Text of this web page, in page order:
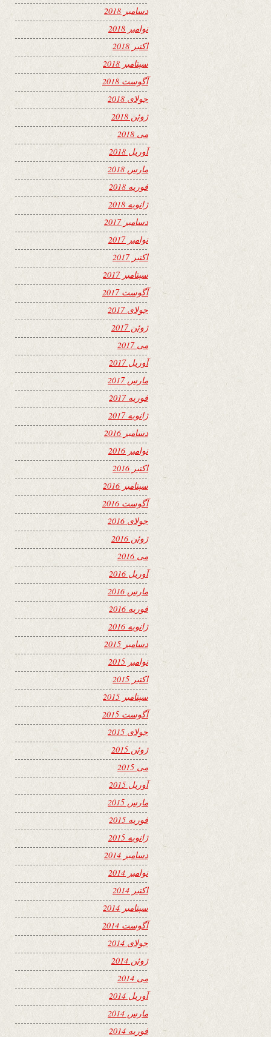
دسامبر 2018
نوامبر 2018
اکتبر 2018
سپتامبر 2018
آگوست 2018
جولای 2018
ژوئن 2018
می 2018
آوریل 2018
مارس 2018
فوریه 2018
ژانویه 2018
دسامبر 2017
نوامبر 2017
اکتبر 2017
سپتامبر 2017
آگوست 2017
جولای 2017
ژوئن 2017
می 2017
آوریل 2017
مارس 2017
فوریه 2017
ژانویه 2017
دسامبر 2016
نوامبر 2016
اکتبر 2016
سپتامبر 2016
آگوست 2016
جولای 2016
ژوئن 2016
می 2016
آوریل 2016
مارس 2016
فوریه 2016
ژانویه 2016
دسامبر 2015
نوامبر 2015
اکتبر 2015
سپتامبر 2015
آگوست 2015
جولای 2015
ژوئن 2015
می 2015
آوریل 2015
مارس 2015
فوریه 2015
ژانویه 2015
دسامبر 2014
نوامبر 2014
اکتبر 2014
سپتامبر 2014
آگوست 2014
جولای 2014
ژوئن 2014
می 2014
آوریل 2014
مارس 2014
فوریه 2014